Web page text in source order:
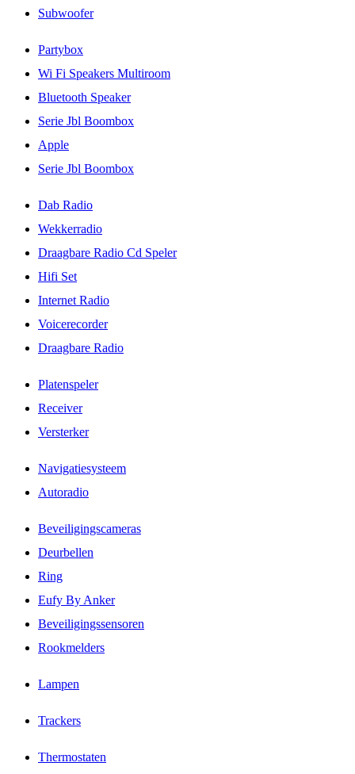
Subwoofer
Partybox
Wi Fi Speakers Multiroom
Bluetooth Speaker
Serie Jbl Boombox
Apple
Serie Jbl Boombox
Dab Radio
Wekkerradio
Draagbare Radio Cd Speler
Hifi Set
Internet Radio
Voicerecorder
Draagbare Radio
Platenspeler
Receiver
Versterker
Navigatiesysteem
Autoradio
Beveiligingscameras
Deurbellen
Ring
Eufy By Anker
Beveiligingssensoren
Rookmelders
Lampen
Trackers
Thermostaten